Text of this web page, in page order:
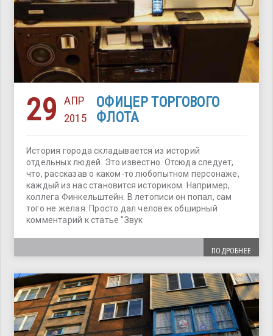
29 АПР
2015
ОФИЦЕР ТОРГОВОГО
ФЛОТА
История города складывается из историй
отдельных людей. Это известно. Отсюда следует,
что, рассказав о каком-то любопытном персонаже,
каждый из нас становится историком. Например,
коллега Финкельштейн. В летописи он попал, сам
того не желая. Просто дал человек обширный
комментарий к статье "Звук
ПОДРОБНЕЕ